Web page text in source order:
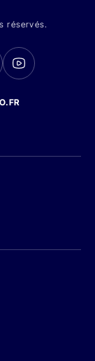
réservés.